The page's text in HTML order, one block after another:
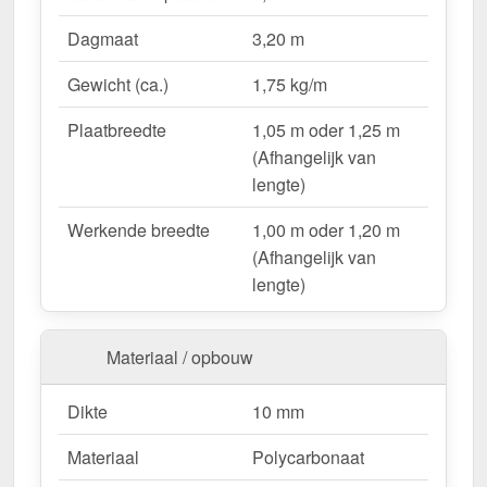
UV-bestendig & weerproof– Bestand tegen
zon, regen & hagel.
Montageklaar geleverd – Inclusief bevestiging &
eenvoudig te plaatsen.
Variabele plaatbreedte
– 1,05 m oder 1,25 m
– 10 jaar op materiaalkwaliteit voor
betrouwbaarheid.
Ideal für folgende Anwendungen:
Hallen & loodsenhallen– Lichtstraat voor
industriële toepassingen.
Droogloop & deurluifels
bescherming.
Carports & bootoverkappingen
weersbestendig.
Fietsenstallingen & tuinconstructies– Licht &
Dagmaat
3,20 m
Gewicht (ca.)
1,75 kg/m
Plaatbreedte
1,05 m oder 1,25 m
(Afhangelijk van
lengte)
Werkende breedte
1,00 m oder 1,20 m
(Afhangelijk van
lengte)
Materiaal / opbouw
Dikte
10 mm
Materiaal
Polycarbonaat